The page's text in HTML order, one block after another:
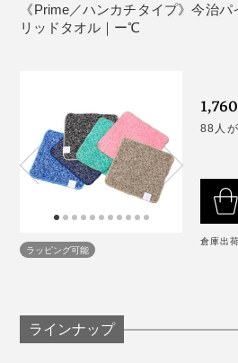
おしゃれなカラーリングも使いた
３色の糸を使ったミックス調で
ちやすいデザイン。シックな色
あるので、家族で色違いで揃えた
さらに、その糸をメッシュ状に
戻るのも、隙間から熱が逃げるた
にかけたときに服を濡らしてし
じました。
《Prime／ハンカチタイプ》今治
リッドタオル｜ー℃
ラッピング可能
1,760
88人
倉庫出
ラインナップ